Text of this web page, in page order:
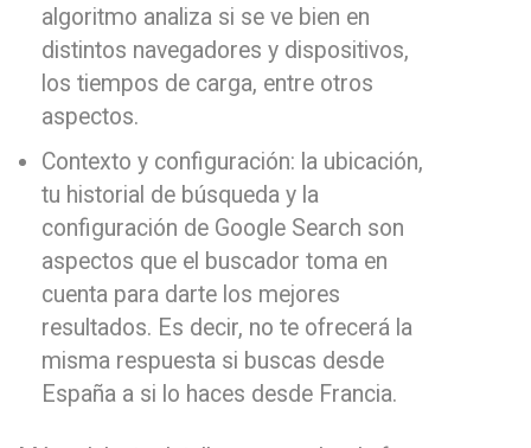
algoritmo analiza si se ve bien en
distintos navegadores y dispositivos,
los tiempos de carga, entre otros
aspectos.
Contexto y configuración: la ubicación,
tu historial de búsqueda y la
configuración de Google Search son
aspectos que el buscador toma en
cuenta para darte los mejores
resultados. Es decir, no te ofrecerá la
misma respuesta si buscas desde
España a si lo haces desde Francia.